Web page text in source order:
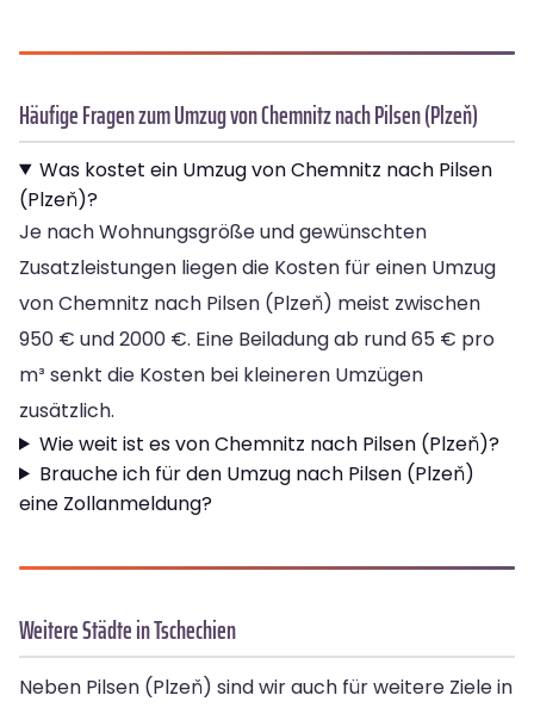
Häufige Fragen zum Umzug von Chemnitz nach Pilsen (Plzeň)
Was kostet ein Umzug von Chemnitz nach Pilsen
(Plzeň)?
Je nach Wohnungsgröße und gewünschten
Zusatzleistungen liegen die Kosten für einen Umzug
von Chemnitz nach Pilsen (Plzeň) meist zwischen
950 € und 2000 €. Eine Beiladung ab rund 65 € pro
m³ senkt die Kosten bei kleineren Umzügen
zusätzlich.
Wie weit ist es von Chemnitz nach Pilsen (Plzeň)?
Brauche ich für den Umzug nach Pilsen (Plzeň)
eine Zollanmeldung?
Weitere Städte in Tschechien
Neben Pilsen (Plzeň) sind wir auch für weitere Ziele in